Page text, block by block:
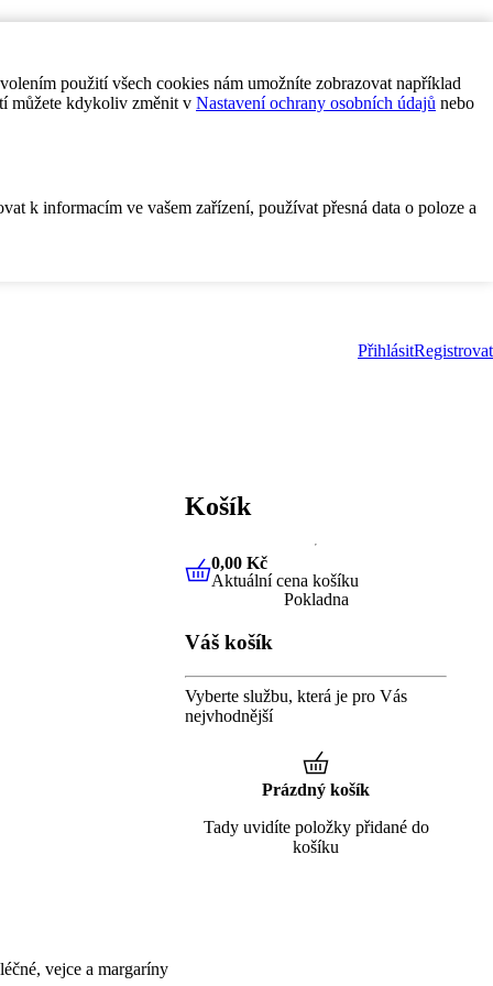
použití všech cookies nám umožníte zobrazovat například
můžete kdykoliv změnit v Nastavení ochrany osobních údajů nebo
k informacím ve vašem zařízení, používat přesná data o poloze a
PřihlásitRegistrovat
vejce a margaríny
Košík
0,00 KčAktuální cena košíku
0,00 Kč
Aktuální cena košíku
Pokladna
Váš košík
Vyberte službu, která je pro Vás
nejvhodnější
Prázdný košík
Tady uvidíte položky přidané do
košíku